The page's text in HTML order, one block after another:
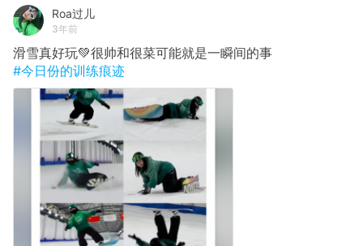
Roa过儿
3年前
滑雪真好玩💚很帅和很菜可能就是一瞬间的事
#今日份的训练痕迹